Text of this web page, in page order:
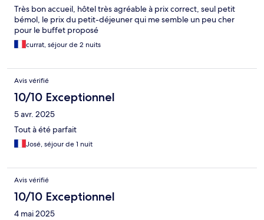
Très bon accueil, hôtel très agréable à prix correct, seul petit
bémol, le prix du petit-déjeuner qui me semble un peu cher
pour le buffet proposé
currat, séjour de 2 nuits
Avis vérifié
10/10 Exceptionnel
5 avr. 2025
Tout à été parfait
José, séjour de 1 nuit
Avis vérifié
10/10 Exceptionnel
4 mai 2025